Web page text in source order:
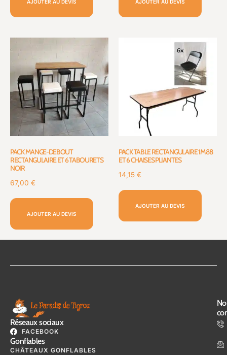
AJOUTER AU DEVIS AJOUTER AU DEVIS
PACK MANGE-DEBOUT
RECTANGULAIRE ET 6 TABOURETS
NOIR
67,00 €
AJOUTER AU DEVIS
PACK TABLE RECTANGULAIRE 1M88
ET 6 CHAISES PLIANTES
14,15 €
AJOUTER AU DEVIS
Réseaux sociaux
FACEBOOK
Gonflables
CHÂTEAUX GONFLABLES